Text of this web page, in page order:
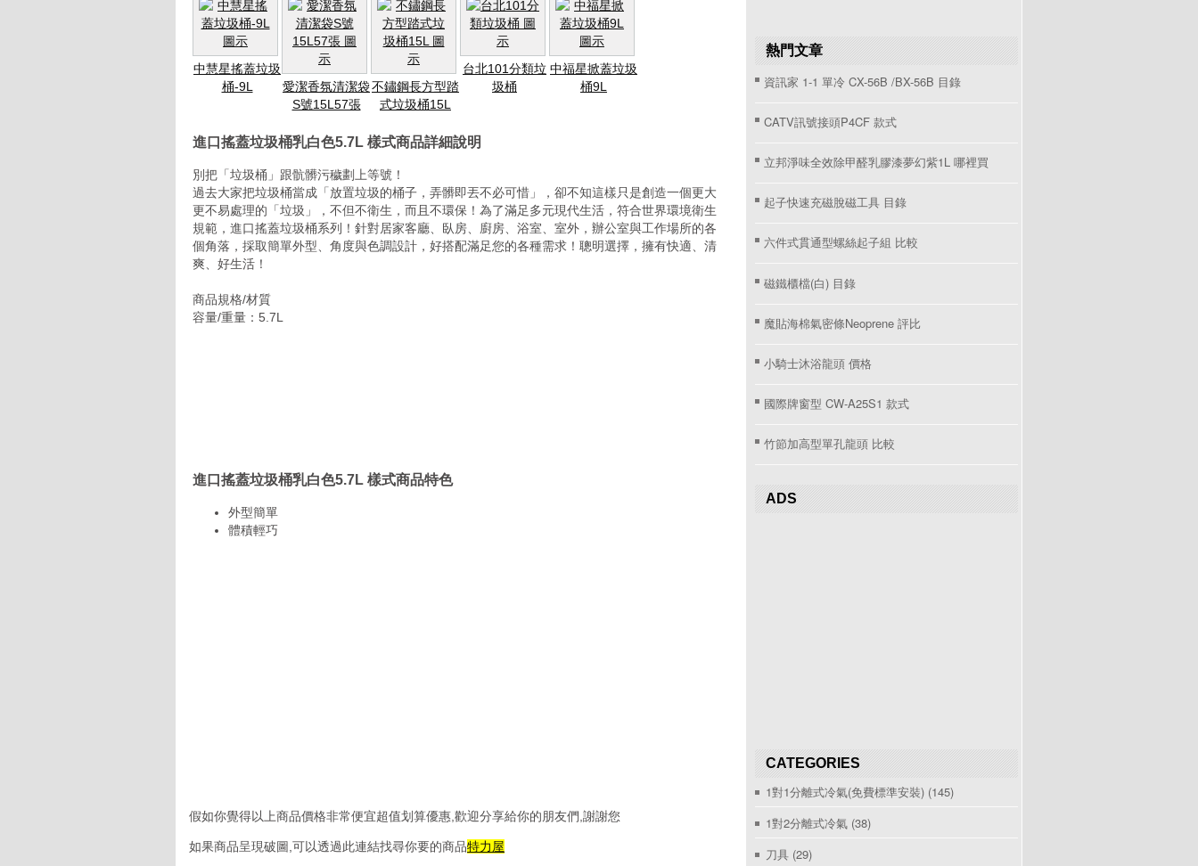
中慧星搖蓋垃圾
桶-9L
愛潔香氛清潔袋
S號15L57張
不鏽鋼長方型踏
式垃圾桶15L
台北101分類垃
圾桶
中福星掀蓋垃圾
桶9L
進口搖蓋垃圾桶乳白色5.7L 樣式商品詳細說明
別把「垃圾桶」跟骯髒污穢劃上等號！
過去大家把垃圾桶當成「放置垃圾的桶子，弄髒即丟不必可惜」，卻不知這樣只是創造一個更大
更不易處理的「垃圾」，不但不衛生，而且不環保！為了滿足多元現代生活，符合世界環境衛生
規範，進口搖蓋垃圾桶系列！針對居家客廳、臥房、廚房、浴室、室外，辦公室與工作場所的各
個角落，採取簡單外型、角度與色調設計，好搭配滿足您的各種需求！聰明選擇，擁有快適、清
爽、好生活！
商品規格/材質
容量/重量：5.7L
進口搖蓋垃圾桶乳白色5.7L 樣式商品特色
外型簡單
體積輕巧
假如你覺得以上商品價格非常便宜超值划算優惠,歡迎分享給你的朋友們,謝謝您
如果商品呈現破圖,可以透過此連結找尋你要的商品特力屋
熱門文章
資訊家 1-1 單冷 CX-56B /BX-56B 目錄
CATV訊號接頭P4CF 款式
立邦淨味全效除甲醛乳膠漆夢幻紫1L 哪裡買
起子快速充磁脫磁工具 目錄
六件式貫通型螺絲起子組 比較
磁鐵櫃檔(白) 目錄
魔貼海棉氣密條Neoprene 評比
小騎士沐浴龍頭 價格
國際牌窗型 CW-A25S1 款式
竹節加高型單孔龍頭 比較
ADS
CATEGORIES
1對1分離式冷氣(免費標準安裝) (145)
1對2分離式冷氣 (38)
刀具 (29)